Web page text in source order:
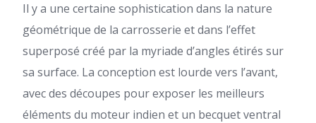
Il y a une certaine sophistication dans la nature
géométrique de la carrosserie et dans l’effet
superposé créé par la myriade d’angles étirés sur
sa surface. La conception est lourde vers l’avant,
avec des découpes pour exposer les meilleurs
éléments du moteur indien et un becquet ventral